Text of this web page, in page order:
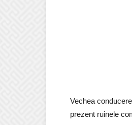
Vechea
prezent ruinele